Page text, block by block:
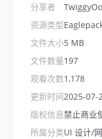
分享者
资源类型
文件大小
文件数量
观看次数
更新时间
版权信息
所属分类
TwiggyOo
5 MB
197
1,178
2025-07-
禁止商业
UI 设计/